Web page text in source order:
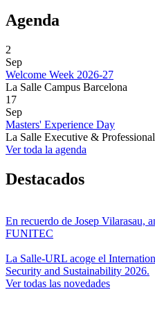
Agenda
2
Sep
Welcome Week 2026-27
La Salle Campus Barcelona
17
Sep
Masters' Experience Day
La Salle Executive &
Ver toda la agenda
Destacados
En recuerdo de Josep Vilarasau,
FUNITEC
La Salle-URL acoge el
Security and Sustainability 2026.
Ver todas las novedades